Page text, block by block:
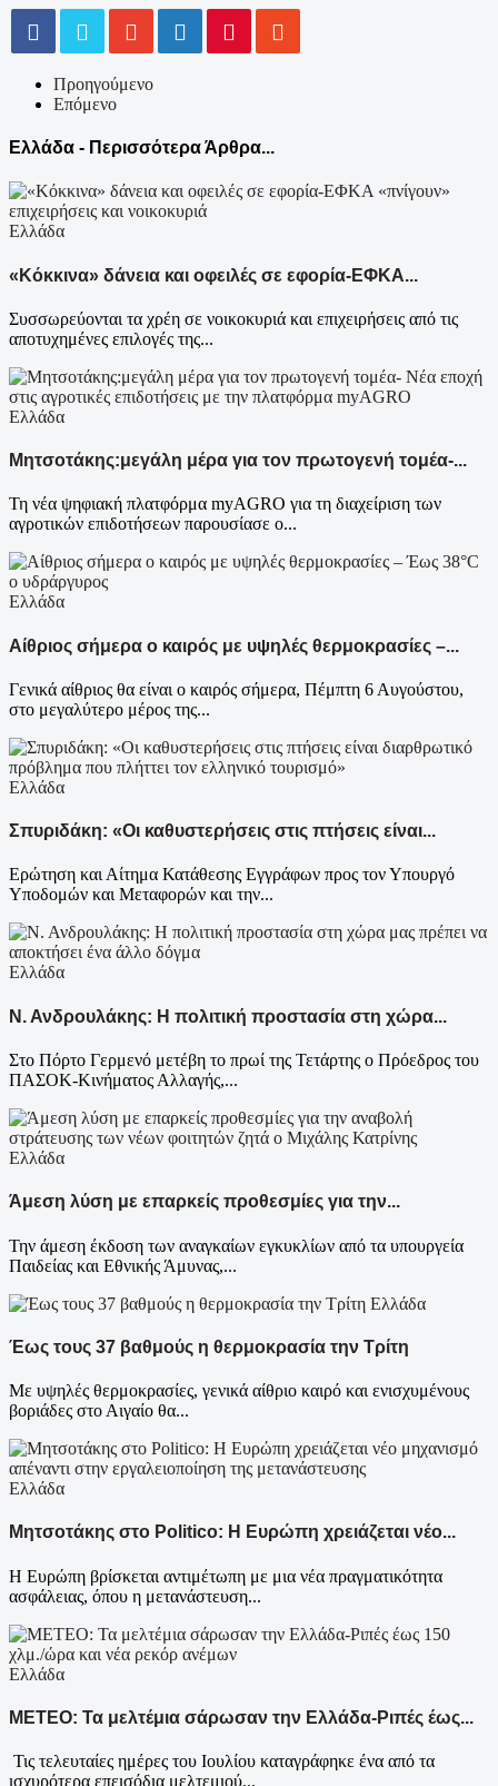
Προηγούμενο
Επόμενο
Ελλάδα - Περισσότερα Άρθρα...
Ελλάδα
«Κόκκινα» δάνεια και οφειλές σε εφορία-ΕΦΚΑ...
Συσσωρεύονται τα χρέη σε νοικοκυριά και επιχειρήσεις από τις
αποτυχημένες επιλογές της...
Ελλάδα
Μητσοτάκης:μεγάλη μέρα για τον πρωτογενή τομέα-...
Τη νέα ψηφιακή πλατφόρμα myAGRO για τη διαχείριση των
αγροτικών επιδοτήσεων παρουσίασε ο...
Ελλάδα
Αίθριος σήμερα ο καιρός με υψηλές θερμοκρασίες –...
Γενικά αίθριος θα είναι ο καιρός σήμερα, Πέμπτη 6 Αυγούστου,
στο μεγαλύτερο μέρος της...
Ελλάδα
Σπυριδάκη: «Οι καθυστερήσεις στις πτήσεις είναι...
Ερώτηση και Αίτημα Κατάθεσης Εγγράφων προς τον Υπουργό
Υποδομών και Μεταφορών και την...
Ελλάδα
Ν. Ανδρουλάκης: Η πολιτική προστασία στη χώρα...
Στο Πόρτο Γερμενό μετέβη το πρωί της Τετάρτης ο Πρόεδρος του
ΠΑΣΟΚ-Κινήματος Αλλαγής,...
Ελλάδα
Άμεση λύση με επαρκείς προθεσμίες για την...
Την άμεση έκδοση των αναγκαίων εγκυκλίων από τα υπουργεία
Παιδείας και Εθνικής Άμυνας,...
Ελλάδα
Έως τους 37 βαθμούς η θερμοκρασία την Τρίτη
Με υψηλές θερμοκρασίες, γενικά αίθριο καιρό και ενισχυμένους
βοριάδες στο Αιγαίο θα...
Ελλάδα
Μητσοτάκης στο Politico: Η Ευρώπη χρειάζεται νέο...
Η Ευρώπη βρίσκεται αντιμέτωπη με μια νέα πραγματικότητα
ασφάλειας, όπου η μετανάστευση...
Ελλάδα
ΜΕΤΕΟ: Τα μελτέμια σάρωσαν την Ελλάδα-Ριπές έως...
Τις τελευταίες ημέρες του Ιουλίου καταγράφηκε ένα από τα
ισχυρότερα επεισόδια μελτεμιού...